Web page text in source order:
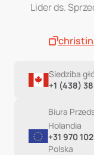
Lider ds.
Siedziba
+1 (438)
Biura
Holandia
+31 970
Polska